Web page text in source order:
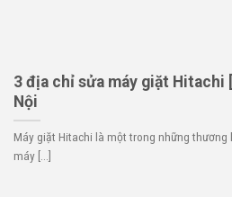
3 địa chỉ sửa máy giặt Hitachi
Nội
Máy giặt Hitachi là một trong những
máy [...]